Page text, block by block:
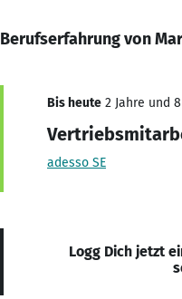
Berufserfahrung von
Bis heute 2 Jahre und
adesso SE
Logg Dich jetzt